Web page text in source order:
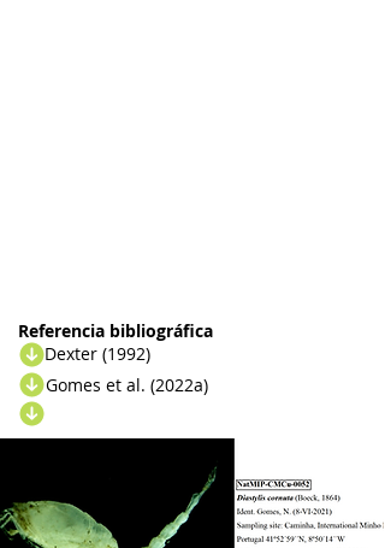
Referencia bibliográfica
Dexter (1992)
Gomes et al. (2022a)